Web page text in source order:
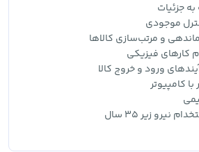
جزئیات
موجودی
و مرتب‌سازی کالاها
کارهای فیزیکی
ورود و خروج کالا
کامپیوتر
نیرو زیر 35 سال